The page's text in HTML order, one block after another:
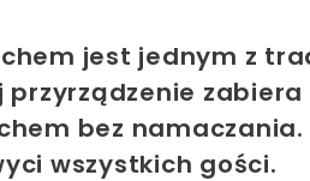
jest jednym z
przyrządzenie
bez
wszystkich gości.